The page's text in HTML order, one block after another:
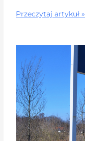
Przeczytaj artykuł »